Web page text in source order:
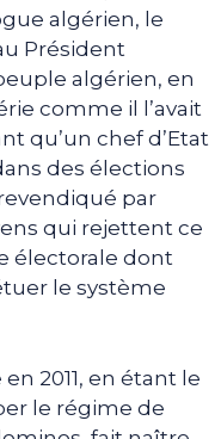
algérien, le
Président
algérien, en
comme il l’avait
qu’un chef d’Etat
des élections
par
qui rejettent ce
électorale dont
le système
2011, en étant le
le régime de